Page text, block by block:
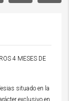
4 MESES DE
situado en la
exclusivo en